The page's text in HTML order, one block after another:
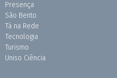
Presença
São Bento
Tá na Rede
Tecnologia
Turismo
Uniso Ciência